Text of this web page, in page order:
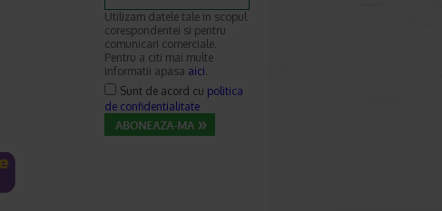
Utilizam datele tale in scopul
corespondentei si pentru
comunicari comerciale.
Pentru a citi mai multe
informatii apasa aici.
Sunt de acord cu politica
de confidentialitate